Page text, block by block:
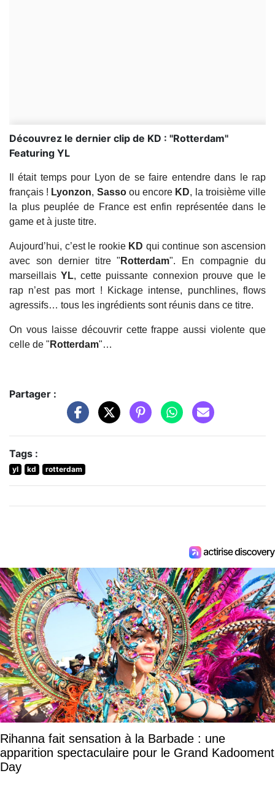
Découvrez le dernier clip de KD : ''Rotterdam''
Featuring YL
Il était temps pour Lyon de se faire entendre dans le rap
français ! Lyonzon, Sasso ou encore KD, la troisième ville
la plus peuplée de France est enfin représentée dans le
game et à juste titre.
Aujourd’hui, c’est le rookie KD qui continue son ascension
avec son dernier titre " Rotterdam". En compagnie du
marseillaisYL, cette puissante connexion prouve que le
rap n’est pas mort ! Kickage intense, punchlines, flows
agressifs… tous les ingrédients sont réunis dans ce titre.
On vous laisse découvrir cette frappe aussi violente que
celle de " Rotterdam"…
Partager :
Tags :
yl kd rotterdam
Rihanna fait sensation à la Barbade : une
apparition spectaculaire pour le Grand Kadooment
Day